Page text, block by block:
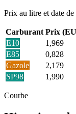
Prix au litre et date de
Carburant Prix
E10
1,969
E85
0,828
Gazole
2,179
SP98
1,990
Courbe